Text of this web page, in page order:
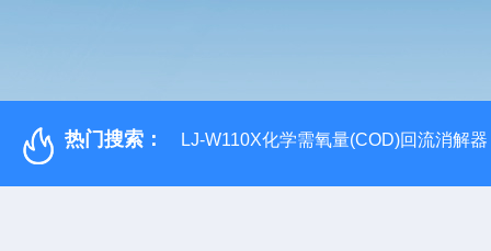
热门搜索： LJ-W110X化学需氧量(COD)回流消解器